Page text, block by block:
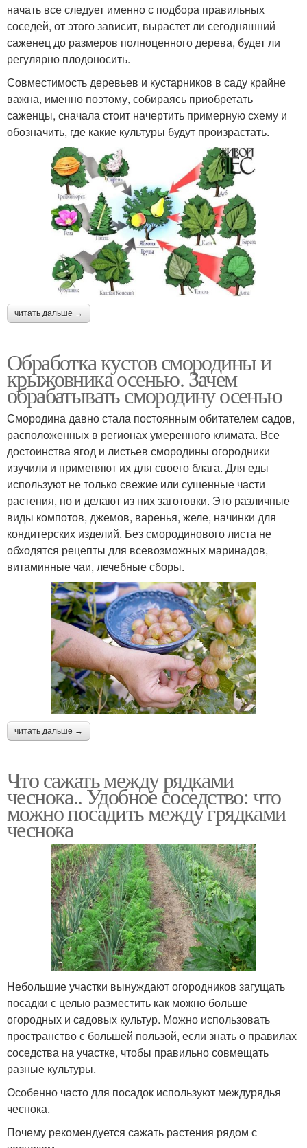
начать все следует именно с подбора правильных
соседей, от этого зависит, вырастет ли сегодняшний
саженец до размеров полноценного дерева, будет ли
регулярно плодоносить.
Совместимость деревьев и кустарников в саду крайне
важна, именно поэтому, собираясь приобретать
саженцы, сначала стоит начертить примерную схему и
обозначить, где какие культуры будут произрастать.
читать дальше →
Обработка кустов смородины и
крыжовника осенью. Зачем
обрабатывать смородину осенью
Смородина давно стала постоянным обитателем садов,
расположенных в регионах умеренного климата. Все
достоинства ягод и листьев смородины огородники
изучили и применяют их для своего блага. Для еды
используют не только свежие или сушенные части
растения, но и делают из них заготовки. Это различные
виды компотов, джемов, варенья, желе, начинки для
кондитерских изделий. Без смородинового листа не
обходятся рецепты для всевозможных маринадов,
витаминные чаи, лечебные сборы.
читать дальше →
Что сажать между рядками
чеснока.. Удобное соседство: что
можно посадить между грядками
чеснока
Небольшие участки вынуждают огородников загущать
посадки с целью разместить как можно больше
огородных и садовых культур. Можно использовать
пространство с большей пользой, если знать о правилах
соседства на участке, чтобы правильно совмещать
разные культуры.
Особенно часто для посадок используют междурядья
чеснока.
Почему рекомендуется сажать растения рядом с